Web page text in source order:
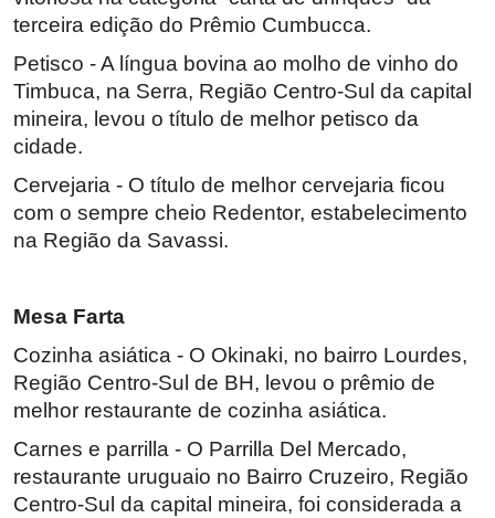
terceira edição do Prêmio Cumbucca.
Petisco - A língua bovina ao molho de vinho do
Timbuca, na Serra, Região Centro-Sul da capital
mineira, levou o título de melhor petisco da
cidade.
Cervejaria - O título de melhor cervejaria ficou
com o sempre cheio Redentor, estabelecimento
na Região da Savassi.
Mesa Farta
Cozinha asiática - O Okinaki, no bairro Lourdes,
Região Centro-Sul de BH, levou o prêmio de
melhor restaurante de cozinha asiática.
Carnes e parrilla - O Parrilla Del Mercado,
restaurante uruguaio no Bairro Cruzeiro, Região
Centro-Sul da capital mineira, foi considerada a